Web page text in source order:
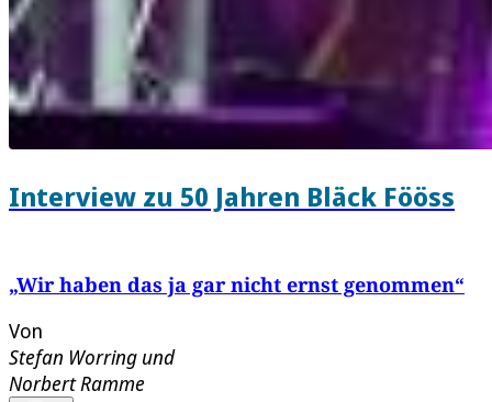
Interview zu 50 Jahren Bläck Fööss
„Wir haben das ja gar nicht ernst genommen“
Von
Stefan Worring und
Norbert Ramme